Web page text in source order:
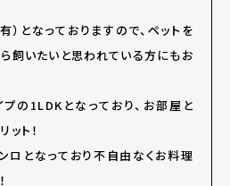
）となっておりますので、ペットを
飼いたいと思われている方にもお
の1LDKとなっており、お部屋と
ト！
ロとなっており不自由なくお料理